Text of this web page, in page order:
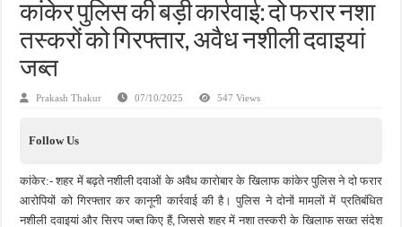
कांकेर पुलिस की बड़ी कार्रवाई: दो फरार नशा
तस्करों को गिरफ्तार, अवैध नशीली दवाइयां
जब्त
Prakash Thakur 07/10/2025 547 Views
Follow Us
कांकेर:- शहर में बढ़ते नशीली दवाओं के अवैध कारोबार के खिलाफ कांकेर पुलिस ने दो फरार
आरोपियों को गिरफ्तार कर कानूनी कार्रवाई की है। पुलिस ने दोनों मामलों में प्रतिबंधित
नशीली दवाइयां और सिरप जब्त किए हैं, जिससे शहर में नशा तस्करी के खिलाफ सख्त संदेश